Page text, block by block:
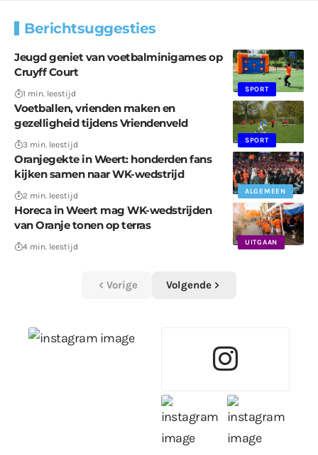
Berichtsuggesties
SPORT
Jeugd geniet van voetbalminigames op
Cruyff Court
1 min. leestijd
SPORT
Voetballen, vrienden maken en
gezelligheid tijdens Vriendenveld
3 min. leestijd
ALGEMEEN
Oranjegekte in Weert: honderden fans
kijken samen naar WK-wedstrijd
2 min. leestijd
UITGAAN
Horeca in Weert mag WK-wedstrijden
van Oranje tonen op terras
4 min. leestijd
Vorige Volgende